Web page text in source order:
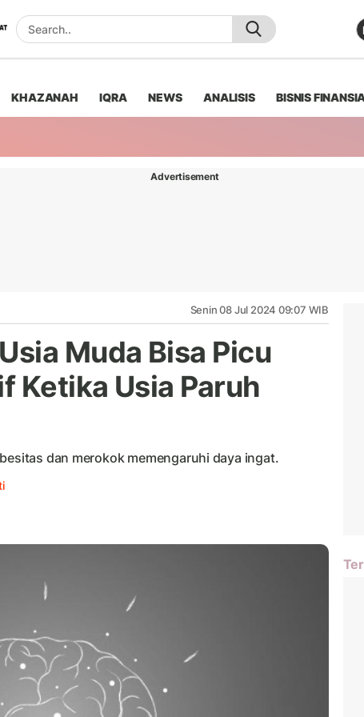
KHAZANAH IQRA NEWS ANALISIS BISNIS
Advertisement
Senin 08 Jul 2024 09:07 WIB
Muda Bisa Picu
Ketika Usia Paruh
dan merokok memengaruhi daya ingat.